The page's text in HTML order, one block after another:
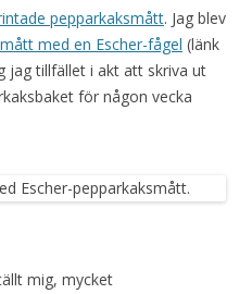
pepparkaksmått. Jag blev
med en Escher-fågel (länk
jag tillfället i akt att skriva ut
för någon vecka
mig, mycket